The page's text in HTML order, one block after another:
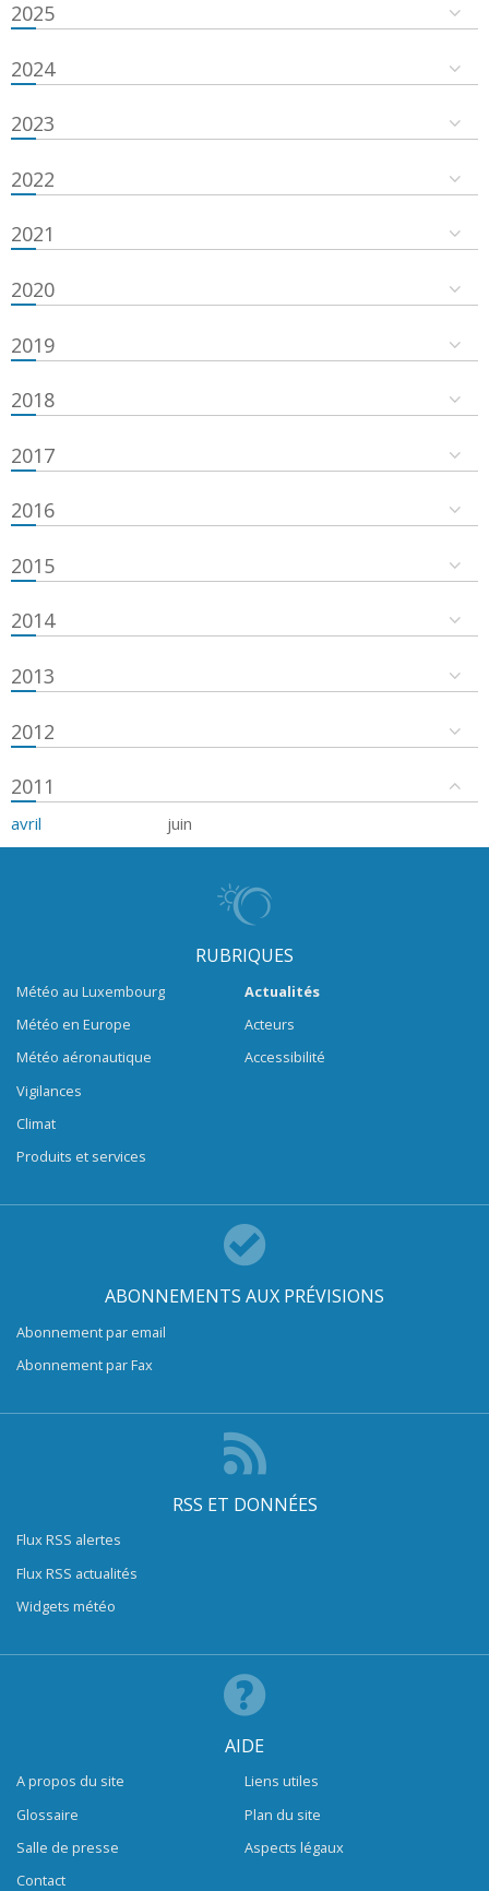
2025
2024
2023
2022
2021
2020
2019
2018
2017
2016
2015
2014
2013
2012
2011
avril juin
RUBRIQUES
Météo au Luxembourg
Météo en Europe
Météo aéronautique
Vigilances
Climat
Produits et services
Actualités
Acteurs
Accessibilité
ABONNEMENTS AUX PRÉVISIONS
Abonnement par email
Abonnement par Fax
RSS ET DONNÉES
Flux RSS alertes
Flux RSS actualités
Widgets météo
AIDE
A propos du site
Glossaire
Salle de presse
Contact
Liens utiles
Plan du site
Aspects légaux